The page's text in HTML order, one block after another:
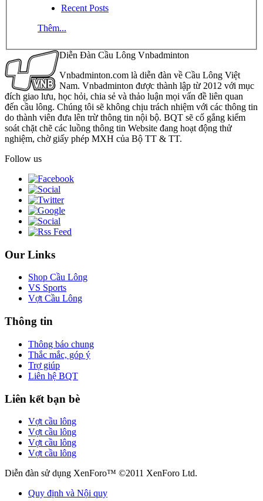
Recent Posts
Thêm...
Diễn Đàn Cầu Lông Vnbadminton
Vnbadminton.com là diễn đàn về Cầu Lông Việt
Nam. Vnbadminton được thành lập từ 2012 với mục
đích giao lưu, học hỏi, chia sẻ và thảo luận mọi vấn đề liên quan
đến cầu lông. Chúng tôi sẽ không chịu trách nhiệm với các thông tin
do thành viên đưa lên trừ thông tin nội bộ. BQT sẽ cố gắng kiểm
soát chặt chẽ các luồng thông tin Website đang hoạt động thử
nghiệm, chờ giấy phép MXH của Bộ TT & TT.
Follow us
Our Links
Shop Cầu Lông
VS Sports
Vợt Cầu Lông
Thông tin
Thông báo chung
Thắc mắc, góp ý
Trợ giúp
Liên hệ BQT
Liên kết bạn bè
Vợt cầu lông
Vợt cầu lông
Vợt cầu lông
Vợt cầu lông
Diễn đàn sử dụng XenForo™ ©2011 XenForo Ltd.
Quy định và Nội quy